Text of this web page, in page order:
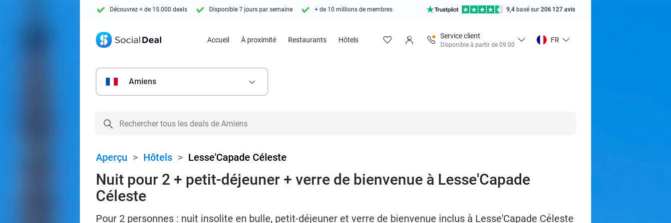
Découvrez + de 15.000 deals Disponible 7 jours par semaine + de 10 millions de membres 9,4 basé sur 206 127 avis
Accueil À proximité Restaurants Hôtels
Service client
Disponible à partir de 09:00
FR
Amiens keyboard_arrow_down
Aperçu > Hôtels > Lesse'Capade Céleste
Nuit pour 2 + petit-déjeuner + verre de bienvenue à Lesse'Capade
Céleste
Pour 2 personnes : nuit insolite en bulle, petit-déjeuner et verre de bienvenue inclus à Lesse'Capade Céleste